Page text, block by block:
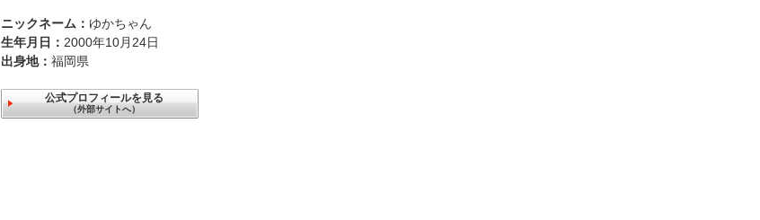
ニックネーム： ゆかちゃん
生年月日： 2000年10月24日
出身地： 福岡県
公式プロフィールを見る
（外部サイトへ）